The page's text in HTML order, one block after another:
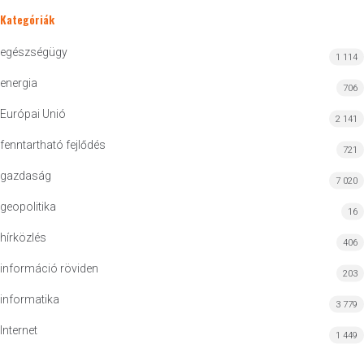
Kategóriák
egészségügy 1 114
energia 706
Európai Unió 2 141
fenntartható fejlődés 721
gazdaság 7 020
geopolitika 16
hírközlés 406
információ röviden 203
informatika 3 779
Internet 1 449